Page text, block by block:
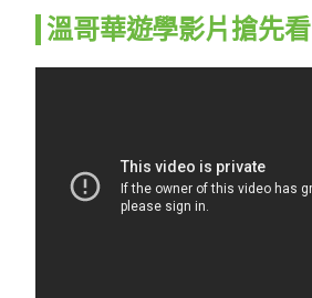
溫哥華遊學影片搶先看